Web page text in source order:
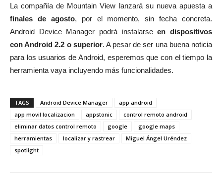
La compañía de Mountain View lanzará su nueva apuesta a
finales de agosto, por el momento, sin fecha concreta.
Android Device Manager podrá instalarseen dispositivos
con Android 2.2 o superior. A pesar de ser una buena noticia
para los usuarios de Android, esperemos que con el tiempo la
herramienta vaya incluyendo más funcionalidades.
TAGS Android Device Manager
app android
app movil localizacion
appstonic
control remoto android
eliminar datos control remoto
google
google maps
herramientas
localizar y rastrear
Miguel Ángel Uréndez
spotlight